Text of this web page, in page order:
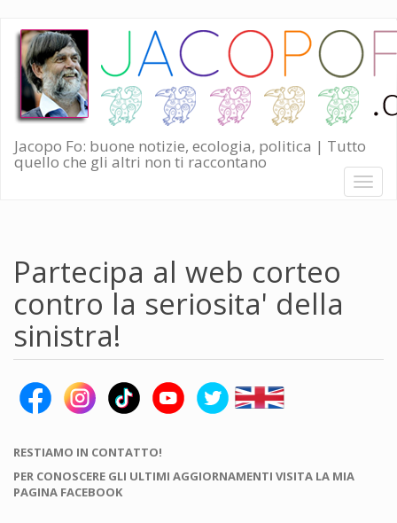
Salta
contenuto
principale
Jacopo Fo: buone notizie, ecologia, politica | Tutto
quello che gli altri non ti raccontano
Toggle
Partecipa al web corteo
contro la seriosita' della
sinistra!
RESTIAMO IN CONTATTO!
PER CONOSCERE GLI ULTIMI AGGIORNAMENTI VISITA LA MIA
PAGINA FACEBOOK